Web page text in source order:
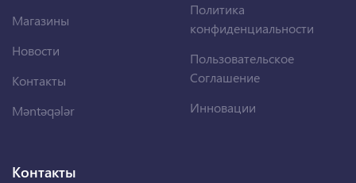
Магазины
Новости
Контакты
Məntəqələr
Политика
конфиденциальности
Пользовательское
Соглашение
Инновации
Контакты